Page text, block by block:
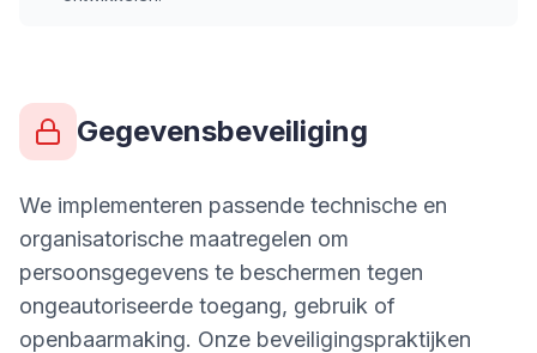
Gegevensbeveiliging
We implementeren passende technische en
organisatorische maatregelen om
persoonsgegevens te beschermen tegen
ongeautoriseerde toegang, gebruik of
openbaarmaking. Onze beveiligingspraktijken